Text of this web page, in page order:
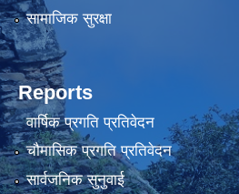
सामाजिक सुरक्षा
Reports
वार्षिक प्रगति प्रतिवेदन
चौमासिक प्रगति प्रतिवेदन
सार्वजनिक सुनुवाई